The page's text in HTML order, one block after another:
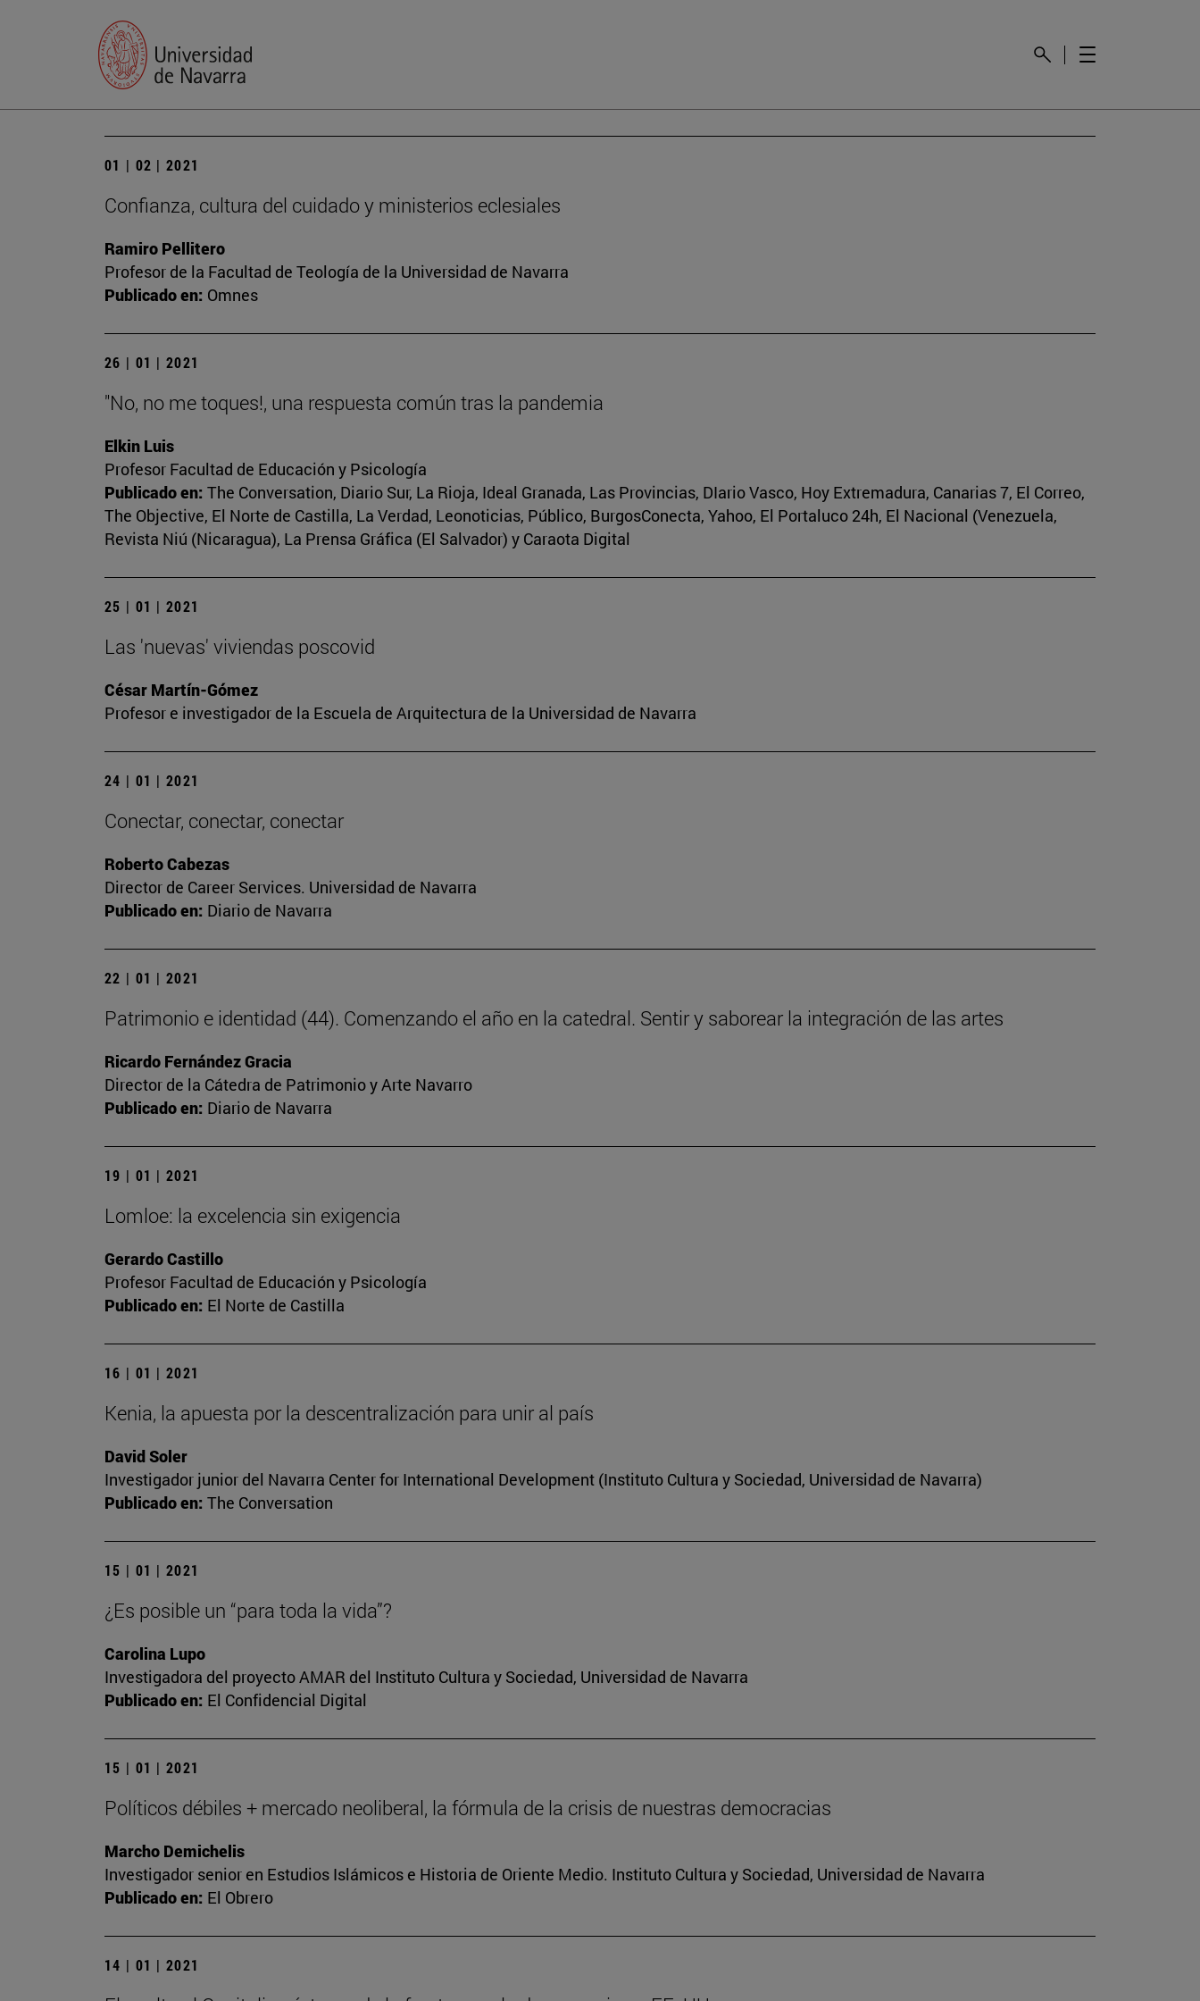
01 | 02 | 2021
Confianza, cultura del cuidado y ministerios eclesiales
Ramiro Pellitero
Profesor de la Facultad de Teología de la Universidad de Navarra
Publicado en: Omnes
26 | 01 | 2021
"No, no me toques!, una respuesta común tras la pandemia
Elkin Luis
Profesor Facultad de Educación y Psicología
Publicado en: The Conversation, Diario Sur, La Rioja, Ideal Granada, Las Provincias, DIario Vasco, Hoy Extremadura, Canarias 7, El Correo,
The Objective, El Norte de Castilla, La Verdad, Leonoticias, Público, BurgosConecta, Yahoo, El Portaluco 24h, El Nacional (Venezuela,
Revista Niú (Nicaragua), La Prensa Gráfica (El Salvador) y Caraota Digital
25 | 01 | 2021
Las 'nuevas' viviendas poscovid
César Martín-Gómez
Profesor e investigador de la Escuela de Arquitectura de la Universidad de Navarra
24 | 01 | 2021
Conectar, conectar, conectar
Roberto Cabezas
Director de Career Services. Universidad de Navarra
Publicado en: Diario de Navarra
22 | 01 | 2021
Patrimonio e identidad (44). Comenzando el año en la catedral. Sentir y saborear la integración de las artes
Ricardo Fernández Gracia
Director de la Cátedra de Patrimonio y Arte Navarro
Publicado en: Diario de Navarra
19 | 01 | 2021
Lomloe: la excelencia sin exigencia
Gerardo Castillo
Profesor Facultad de Educación y Psicología
Publicado en: El Norte de Castilla
16 | 01 | 2021
Kenia, la apuesta por la descentralización para unir al país
David Soler
Investigador junior del Navarra Center for International Development (Instituto Cultura y Sociedad, Universidad de Navarra)
Publicado en: The Conversation
15 | 01 | 2021
¿Es posible un “para toda la vida”?
Carolina Lupo
Investigadora del proyecto AMAR del Instituto Cultura y Sociedad, Universidad de Navarra
Publicado en: El Confidencial Digital
15 | 01 | 2021
Políticos débiles + mercado neoliberal, la fórmula de la crisis de nuestras democracias
Marcho Demichelis
Investigador senior en Estudios Islámicos e Historia de Oriente Medio. Instituto Cultura y Sociedad, Universidad de Navarra
Publicado en: El Obrero
14 | 01 | 2021